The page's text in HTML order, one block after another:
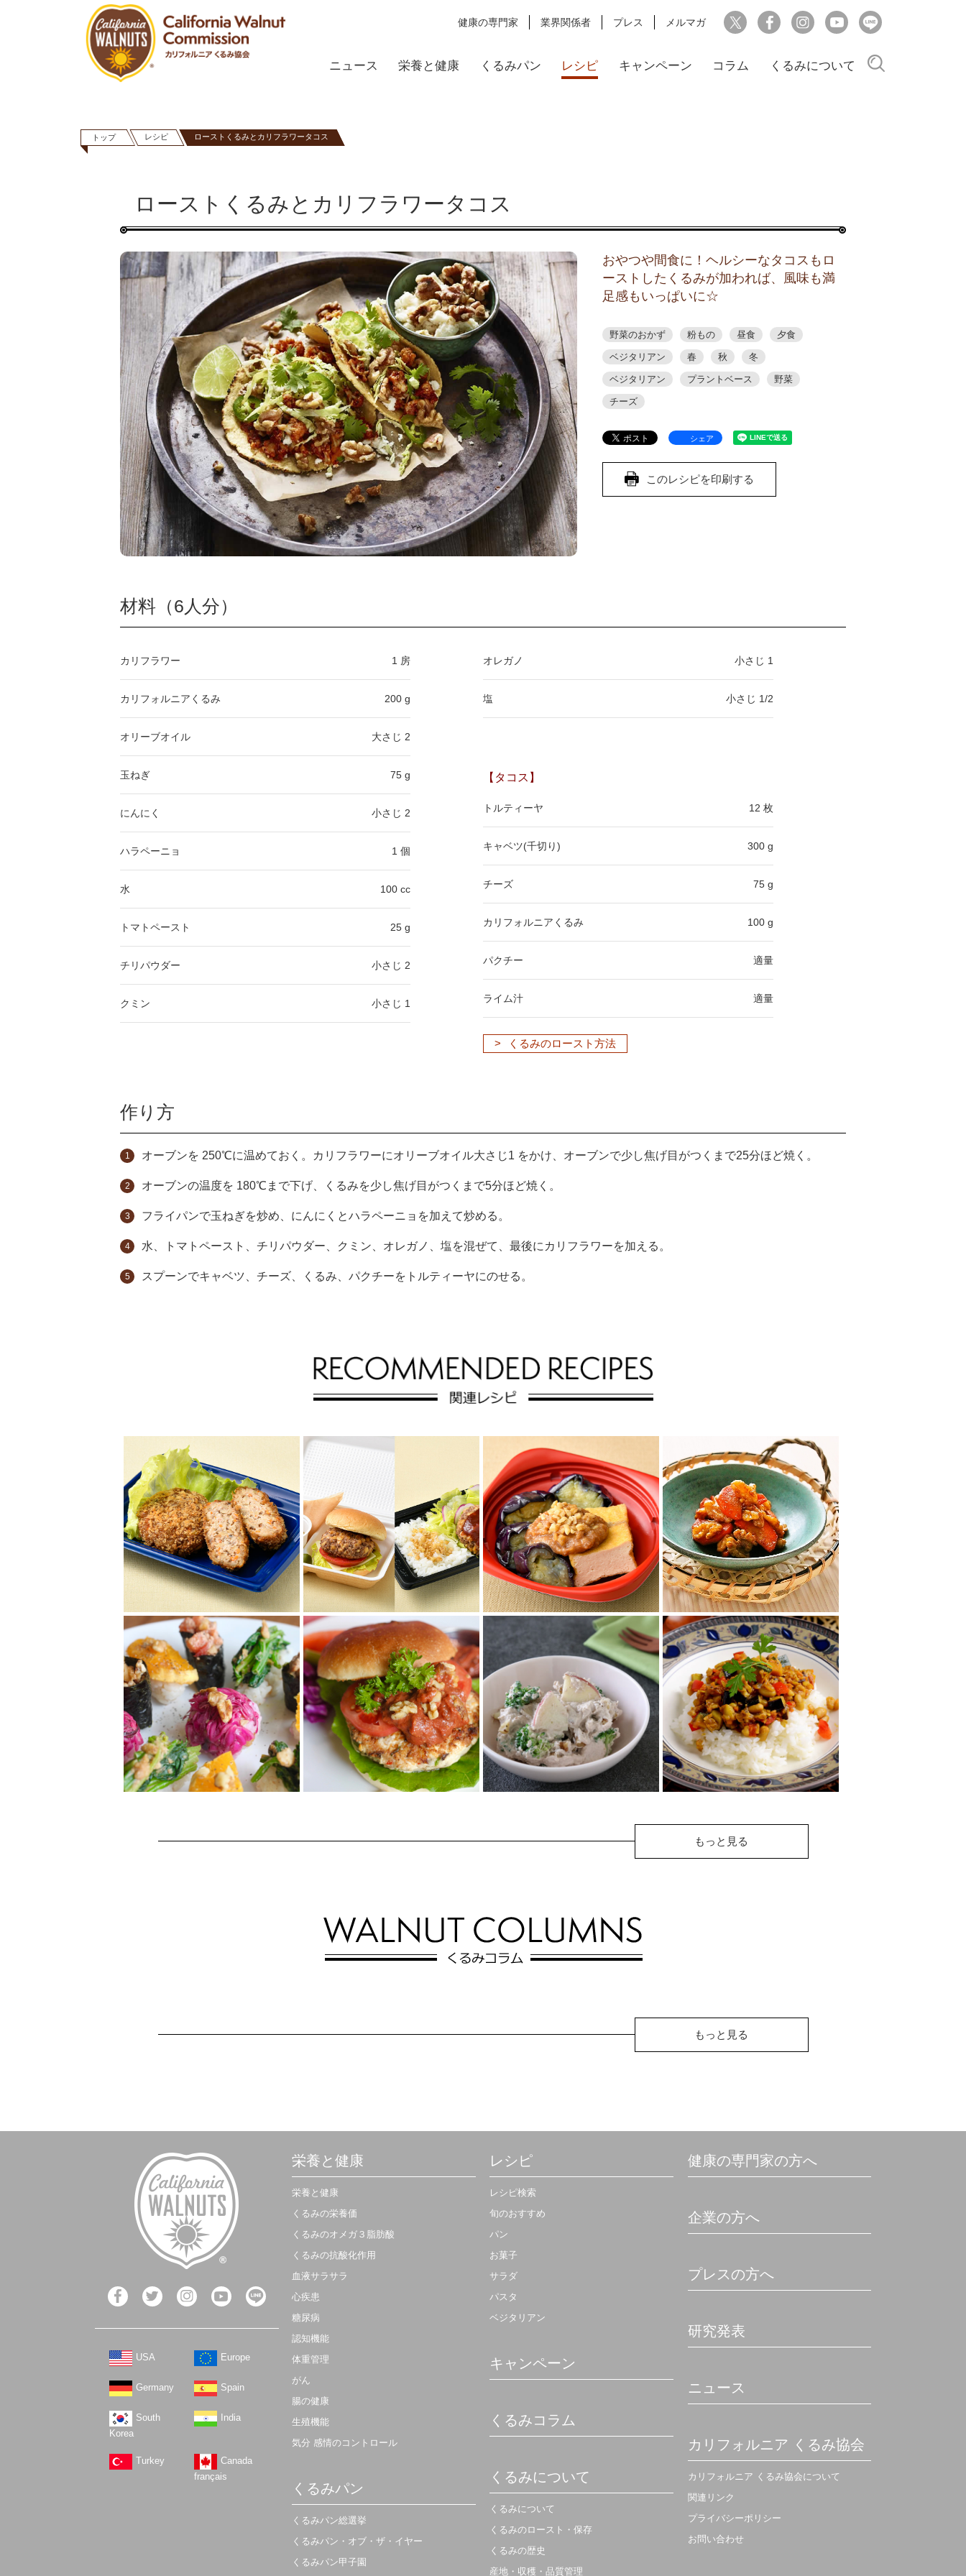
健康の専門家 業界関係者 プレス メルマガ
ニュース 栄養と健康 くるみパン レシピ キャンペーン コラム くるみについて
トップ レシピ ローストくるみとカリフラワータコス
ローストくるみとカリフラワータコス
おやつや間食に！ヘルシーなタコスもロ
ーストしたくるみが加われば、風味も満
足感もいっぱいに☆
野菜のおかず 粉もの 昼食 夕食
ベジタリアン 春 秋 冬
ベジタリアン プラントベース 野菜
チーズ
シェア
このレシピを印刷する
材料（6人分）
カリフラワー 1 房
カリフォルニアくるみ 200 g
オリーブオイル 大さじ 2
玉ねぎ 75 g
にんにく 小さじ 2
ハラペーニョ 1 個
水 100 cc
トマトペースト 25 g
チリパウダー 小さじ 2
クミン 小さじ 1
オレガノ 小さじ 1
塩 小さじ 1/2
【タコス】
トルティーヤ 12 枚
キャベツ(千切り) 300 g
チーズ 75 g
カリフォルニアくるみ 100 g
パクチー 適量
ライム汁 適量
くるみのロースト方法
作り方
オーブンを 250℃に温めておく。カリフラワーにオリーブオイル大さじ1 をかけ、オーブンで少し焦げ目がつくまで25分ほど焼く。
オーブンの温度を 180℃まで下げ、くるみを少し焦げ目がつくまで5分ほど焼く。
フライパンで玉ねぎを炒め、にんにくとハラペーニョを加えて炒める。
水、トマトペースト、チリパウダー、クミン、オレガノ、塩を混ぜて、最後にカリフラワーを加える。
スプーンでキャベツ、チーズ、くるみ、パクチーをトルティーヤにのせる。
くるみとオートミール
のコロッケ
中はしっとり、外はサクサク。
くるみとオートミールでヘルシ
ーに。
くるみと大豆ミートの
ハンバーグ
くるみの食感・コク・香りが決
め手。
体と環境に優しい、くるみと大
豆の代替肉。
茄子と厚揚げのくるみ
味噌添え
コクのある味噌にくるみを加え
るだけ。
揚げた茄子とくるみ味噌の相性
よし！里芋、青菜類に...
くるみとにんじんのカ
レーきんぴら
くるみを加えると食感がUP♪お
弁当のおかずにも大活躍！
を使った特製く...
れられる白和え...
作るドライカレー
もっと見る
もっと見る
USA Europe
Germany Spain
South
Korea
India
Turkey
Canada
français
栄養と健康
栄養と健康
くるみの栄養価
くるみのオメガ３脂肪酸
くるみの抗酸化作用
血液サラサラ
心疾患
糖尿病
認知機能
体重管理
がん
腸の健康
生殖機能
気分 感情のコントロール
くるみパン
くるみパン総選挙
くるみパン・オブ・ザ・イヤー
くるみパン甲子園
レシピ
レシピ検索
旬のおすすめ
パン
お菓子
サラダ
パスタ
ベジタリアン
キャンペーン
くるみコラム
くるみについて
くるみについて
くるみのロースト・保存
くるみの歴史
産地・収穫・品質管理
健康の専門家の方へ
企業の方へ
プレスの方へ
研究発表
ニュース
カリフォルニア くるみ協会
カリフォルニア くるみ協会について
関連リンク
プライバシーポリシー
お問い合わせ